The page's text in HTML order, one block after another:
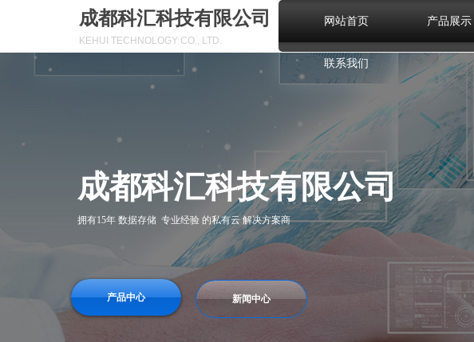
网站首页 产品展示
联系我们
成都科汇科技有限公司
KEHUI TECHNOLOGY CO., LTD.
成都科汇科技有限公司
拥有15年 数据存储 专业经验 的私有云 解决方案商
产品中心 新闻中心